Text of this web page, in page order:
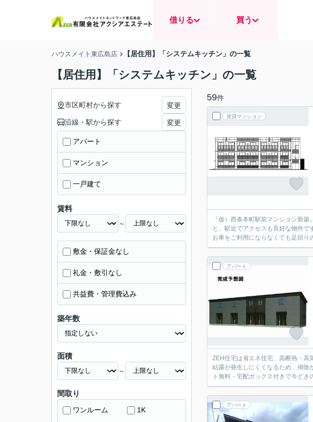
借りる 買う
ハウスメイト東広島店 【居住用】「システムキッチン」の一覧
【居住用】「システムキッチン」の一覧
59件
賃貸マンション
「仮）西条本町駅前マンション新
と、駅近でアクセスも良好な物件で
お車をご利用にならなくても足回り
アパート
ZEH住宅は省エネ住宅、高断熱・高
結露が発生しにくくなるため、掃除
ト無料・宅配ボックス付きで今ど
アパート
市区町村から探す 変更
沿線・駅から探す 変更
アパート
マンション
一戸建て
賃料
～
敷金・保証金なし
礼金・敷引なし
共益費・管理費込み
築年数
面積
～
間取り
ワンルーム 1K